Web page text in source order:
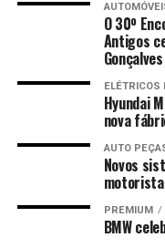
O 30º
Antigos
Gonçalves
ELÉTRICOS
Hyundai
nova
AUTO
Novos
PREMIUM
BMW